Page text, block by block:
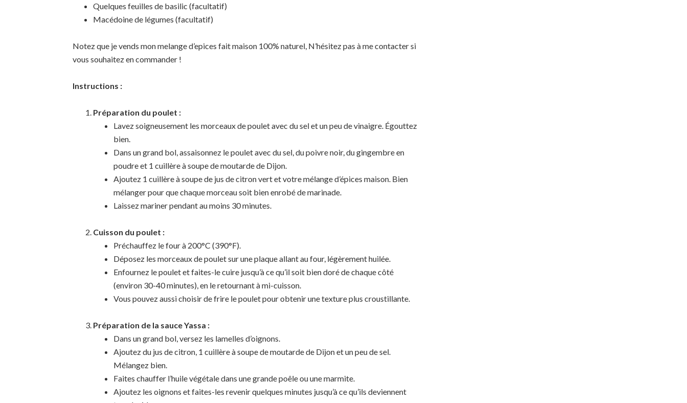
Quelques feuilles de basilic (facultatif)
Macédoine de légumes (facultatif)
Notez que je vends mon melange d’epices fait maison 100% naturel, N’hésitez pas à me contacter si
vous souhaitez en commander !
Instructions :
Préparation du poulet :
Lavez soigneusement les morceaux de poulet avec du sel et un peu de vinaigre. Égouttez
bien.
Dans un grand bol, assaisonnez le poulet avec du sel, du poivre noir, du gingembre en
poudre et 1 cuillère à soupe de moutarde de Dijon.
Ajoutez 1 cuillère à soupe de jus de citron vert et votre mélange d’épices maison. Bien
mélanger pour que chaque morceau soit bien enrobé de marinade.
Laissez mariner pendant au moins 30 minutes.
Cuisson du poulet :
Préchauffez le four à 200°C (390°F).
Déposez les morceaux de poulet sur une plaque allant au four, légèrement huilée.
Enfournez le poulet et faites-le cuire jusqu’à ce qu’il soit bien doré de chaque côté
(environ 30-40 minutes), en le retournant à mi-cuisson.
Vous pouvez aussi choisir de frire le poulet pour obtenir une texture plus croustillante.
Préparation de la sauce Yassa :
Dans un grand bol, versez les lamelles d’oignons.
Ajoutez du jus de citron, 1 cuillère à soupe de moutarde de Dijon et un peu de sel.
Mélangez bien.
Faites chauffer l’huile végétale dans une grande poêle ou une marmite.
Ajoutez les oignons et faites-les revenir quelques minutes jusqu’à ce qu’ils deviennent